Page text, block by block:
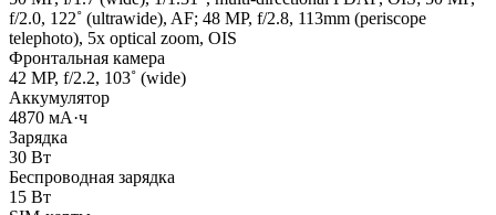
f/2.0, 122˚ (ultrawide), AF; 48 MP, f/2.8, 113mm (periscope
telephoto), 5x optical zoom, OIS
Фронтальная камера
42 MP, f/2.2, 103˚ (wide)
Аккумулятор
4870 мА·ч
Зарядка
30 Вт
Беспроводная зарядка
15 Вт